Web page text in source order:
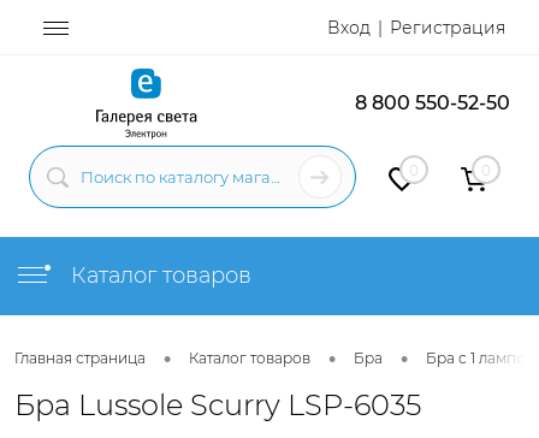
Вход Регистрация
8 800 550-52-50
0 0
Каталог товаров
Главная страница • Каталог товаров • Бра • Бра с 1 лампой
Бра Lussole Scurry LSP-6035